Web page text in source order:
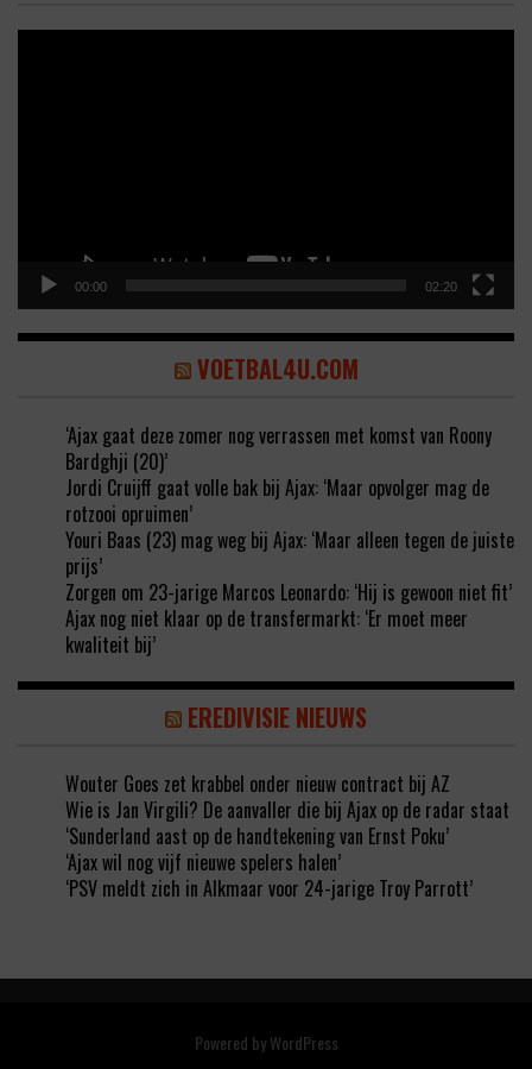
00:00 02:20
VOETBAL4U.COM
‘Ajax gaat deze zomer nog verrassen met komst van Roony
Bardghji (20)’
Jordi Cruijff gaat volle bak bij Ajax: ‘Maar opvolger mag de
rotzooi opruimen’
Youri Baas (23) mag weg bij Ajax: ‘Maar alleen tegen de juiste
prijs’
Zorgen om 23-jarige Marcos Leonardo: ‘Hij is gewoon niet fit’
Ajax nog niet klaar op de transfermarkt: ‘Er moet meer
kwaliteit bij’
EREDIVISIE NIEUWS
Wouter Goes zet krabbel onder nieuw contract bij AZ
Wie is Jan Virgili? De aanvaller die bij Ajax op de radar staat
‘Sunderland aast op de handtekening van Ernst Poku’
‘Ajax wil nog vijf nieuwe spelers halen’
‘PSV meldt zich in Alkmaar voor 24-jarige Troy Parrott’
Powered byWordPress